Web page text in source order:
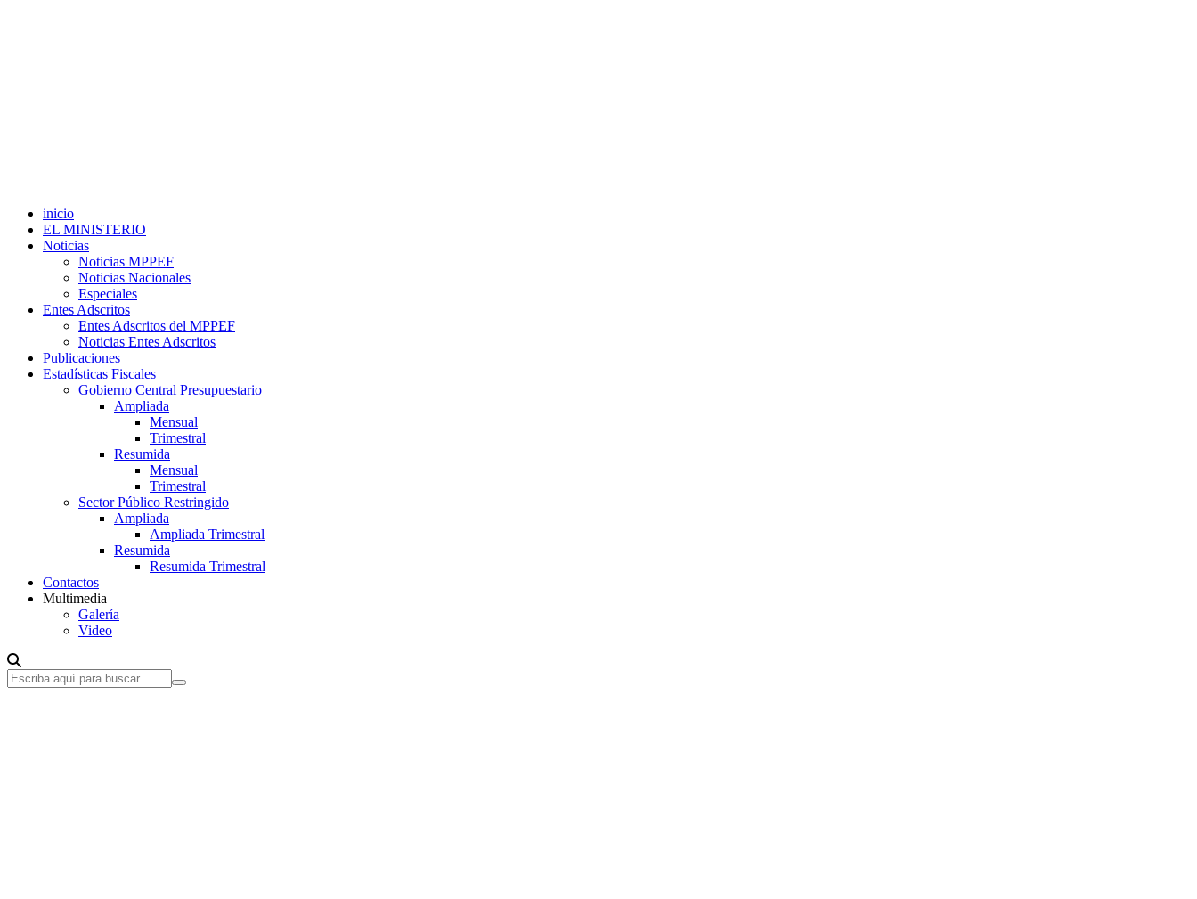
inicio
EL MINISTERIO
Noticias
Noticias MPPEF
Noticias Nacionales
Especiales
Entes Adscritos
Entes Adscritos del MPPEF
Noticias Entes Adscritos
Publicaciones
Estadísticas Fiscales
Gobierno Central Presupuestario
Ampliada
Mensual
Trimestral
Resumida
Mensual
Trimestral
Sector Público Restringido
Ampliada
Ampliada Trimestral
Resumida
Resumida Trimestral
Contactos
Multimedia
Galería
Video